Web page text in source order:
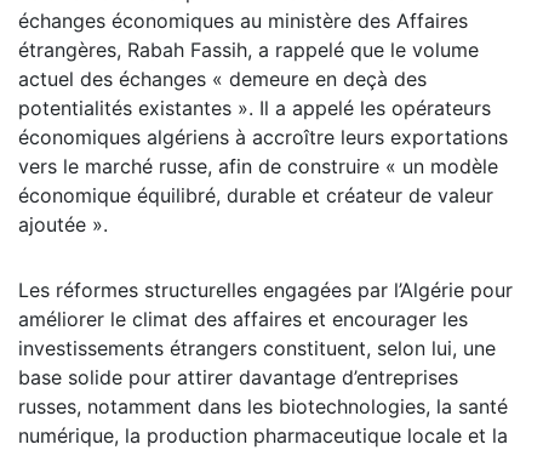
échanges économiques au ministère des Affaires
étrangères, Rabah Fassih, a rappelé que le volume
actuel des échanges « demeure en deçà des
potentialités existantes ». Il a appelé les opérateurs
économiques algériens à accroître leurs exportations
vers le marché russe, afin de construire « un modèle
économique équilibré, durable et créateur de valeur
ajoutée ».
Les réformes structurelles engagées par l’Algérie pour
améliorer le climat des affaires et encourager les
investissements étrangers constituent, selon lui, une
base solide pour attirer davantage d’entreprises
russes, notamment dans les biotechnologies, la santé
numérique, la production pharmaceutique locale et la